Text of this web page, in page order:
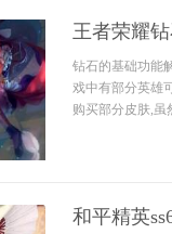
王者荣耀
钻石的基础功能
戏中有部分英雄
购买部分皮肤,虽
和平精英